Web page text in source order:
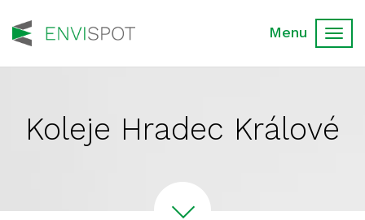
Koleje Hradec Králové